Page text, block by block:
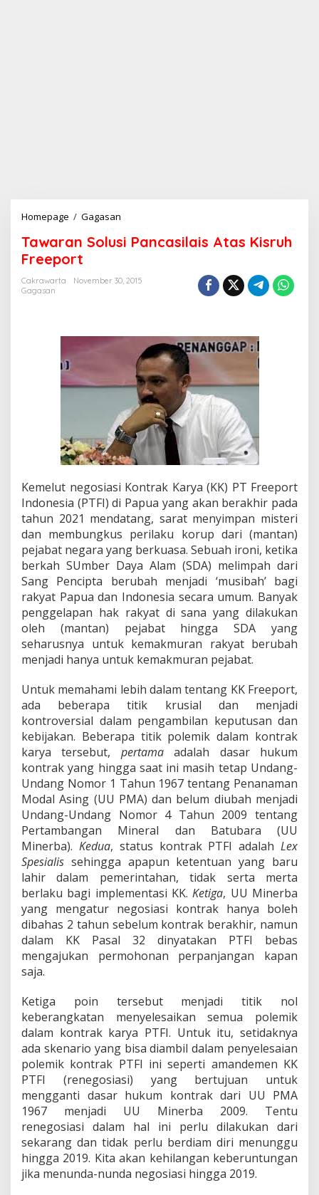
Homepage / Gagasan
w
a
P
n
c
a
s
i
a
s
A
t
a
s
i
s
u
h
F
r
e
o
r
t
Tawaran Solusi Pancasilais Atas Kisruh
Freeport
Cakrawarta
November 30, 2015
Gagasan
Kemelut negosiasi Kontrak Karya (KK) PT Freeport
Indonesia (PTFI) di Papua yang akan berakhir pada
tahun 2021 mendatang, sarat menyimpan misteri
dan membungkus perilaku korup dari (mantan)
pejabat negara yang berkuasa. Sebuah ironi, ketika
berkah SUmber Daya Alam (SDA) melimpah dari
Sang Pencipta berubah menjadi ‘musibah’ bagi
rakyat Papua dan Indonesia secara umum. Banyak
penggelapan hak rakyat di sana yang dilakukan
oleh (mantan) pejabat hingga SDA yang
seharusnya untuk kemakmuran rakyat berubah
menjadi hanya untuk kemakmuran pejabat.
Untuk memahami lebih dalam tentang KK Freeport,
ada beberapa titik krusial dan menjadi
kontroversial dalam pengambilan keputusan dan
kebijakan. Beberapa titik polemik dalam kontrak
karya tersebut, pertamaadalah dasar hukum
kontrak yang hingga saat ini masih tetap Undang-
Undang Nomor 1 Tahun 1967 tentang Penanaman
Modal Asing (UU PMA) dan belum diubah menjadi
Undang-Undang Nomor 4 Tahun 2009 tentang
Pertambangan Mineral dan Batubara (UU
Minerba). Kedua, status kontrak PTFI adalahLex
Spesialis sehingga apapun ketentuan yang baru
lahir dalam pemerintahan, tidak serta merta
berlaku bagi implementasi KK.Ketiga, UU Minerba
yang mengatur negosiasi kontrak hanya boleh
dibahas 2 tahun sebelum kontrak berakhir, namun
dalam KK Pasal 32 dinyatakan PTFI bebas
mengajukan permohonan perpanjangan kapan
saja.
Ketiga poin tersebut menjadi titik nol
keberangkatan menyelesaikan semua polemik
dalam kontrak karya PTFI. Untuk itu, setidaknya
ada skenario yang bisa diambil dalam penyelesaian
polemik kontrak PTFI ini seperti amandemen KK
PTFI (renegosiasi) yang bertujuan untuk
mengganti dasar hukum kontrak dari UU PMA
1967 menjadi UU Minerba 2009. Tentu
renegosiasi dalam hal ini perlu dilakukan dari
sekarang dan tidak perlu berdiam diri menunggu
hingga 2019. Kita akan kehilangan keberuntungan
jika menunda-nunda negosiasi hingga 2019.